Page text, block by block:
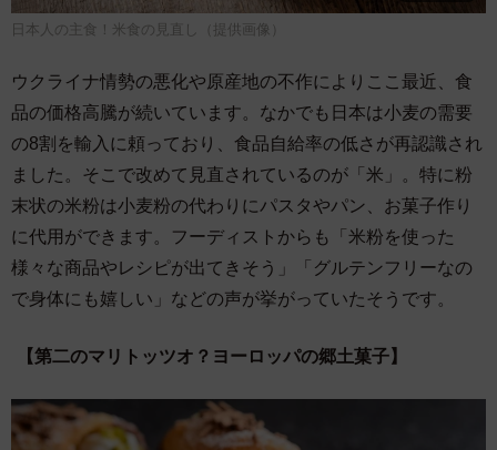
日本人の主食！米食の見直し（提供画像）
ウクライナ情勢の悪化や原産地の不作によりここ最近、食
品の価格高騰が続いています。なかでも日本は小麦の需要
の8割を輸入に頼っており、食品自給率の低さが再認識され
ました。そこで改めて見直されているのが「米」。特に粉
末状の米粉は小麦粉の代わりにパスタやパン、お菓子作り
に代用ができます。フーディストからも「米粉を使った
様々な商品やレシピが出てきそう」「グルテンフリーなの
で身体にも嬉しい」などの声が挙がっていたそうです。
【第二のマリトッツオ？ヨーロッパの郷土菓子】